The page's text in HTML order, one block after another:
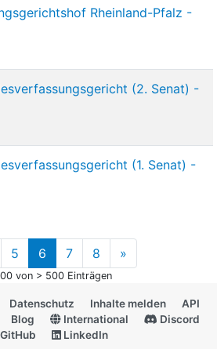
Rheinland-Pfalz -
(2. Senat) -
(1. Senat) -
5 6 7 8 »
von > 500 Einträgen
Datenschutz Inhalte melden
API
Blog International
Discord
GitHub
LinkedIn